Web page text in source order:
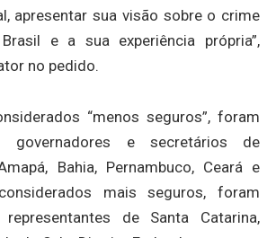
apresentar sua visão sobre o crime
e a sua experiência própria”,
no pedido.
“menos seguros”, foram
governadores e secretários de
Bahia, Pernambuco, Ceará e
mais seguros, foram
de Santa Catarina,